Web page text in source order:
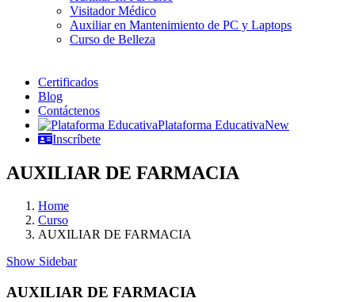
Visitador Médico
Auxiliar en Mantenimiento de PC y Laptops
Curso de Belleza
Certificados
Blog
Contáctenos
Plataforma EducativaNew
Inscríbete
AUXILIAR DE FARMACIA
Home
Curso
AUXILIAR DE FARMACIA
Show Sidebar
AUXILIAR DE FARMACIA